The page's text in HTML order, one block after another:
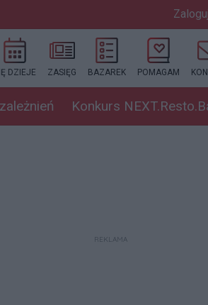
DZIEJE ZASIĘG BAZAREK POMAGAM
Konkurs
REKLAMA